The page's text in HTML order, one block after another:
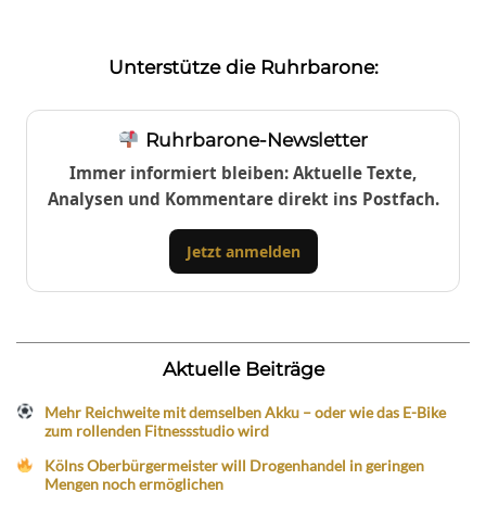
Unterstütze die Ruhrbarone:
Ruhrbarone-Newsletter
Immer informiert bleiben: Aktuelle Texte,
Analysen und Kommentare direkt ins Postfach.
Jetzt anmelden
Aktuelle Beiträge
Mehr Reichweite mit demselben Akku – oder wie das E-Bike
zum rollenden Fitnessstudio wird
Kölns Oberbürgermeister will Drogenhandel in geringen
Mengen noch ermöglichen